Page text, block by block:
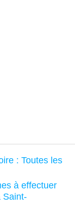
: Toutes les
à effectuer
Saint-